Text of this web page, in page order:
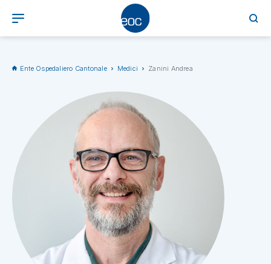
Ente Ospedaliero Cantonale Medici Zanini Andrea